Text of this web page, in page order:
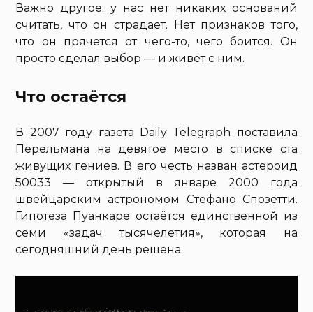
Важно другое: у нас нет никаких оснований
считать, что он страдает. Нет признаков того,
что он прячется от чего-то, чего боится. Он
просто сделал выбор — и живёт с ним.
Что остаётся
В 2007 году газета Daily Telegraph поставила
Перельмана на девятое место в списке ста
живущих гениев. В его честь назван астероид
50033 — открытый в январе 2000 года
швейцарским астрономом Стефано Спозетти.
Гипотеза Пуанкаре остаётся единственной из
семи «задач тысячелетия», которая на
сегодняшний день решена.